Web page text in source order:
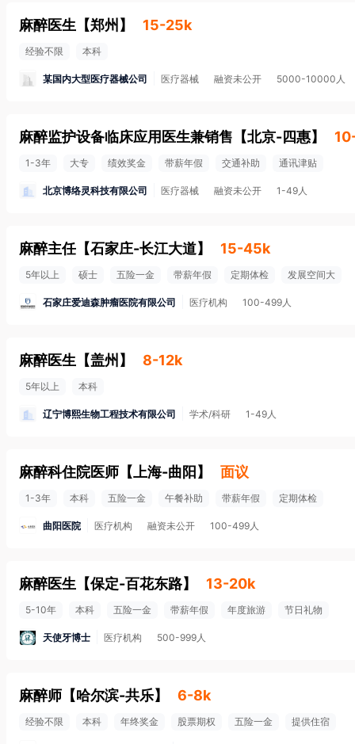
麻醉医生 【郑州 】 15-25k
经验不限 本科
某国内大型医疗器械公司 医疗器械 融资未公开 5000-10000人
麻醉监护设备临床应用医生兼销售 【北京-四惠】
1-3年 大专 绩效奖金 带薪年假 交通补助 通讯津贴
北京博络灵科技有限公司 医疗器械 融资未公开 1-49人
麻醉主任 【石家庄-长江大道】 15-45k
5年以上 硕士 五险一金 带薪年假 定期体检 发展空间大
石家庄爱迪森肿瘤医院有限公司 医疗机构 100-499人
麻醉医生 【盖州 】 8-12k
5年以上 本科
辽宁博熙生物工程技术有限公司 学术/科研 1-49人
麻醉科住院医师 【 上海-曲阳 】 面议
1-3年 本科 五险一金 午餐补助 带薪年假 定期体检
曲阳医院 医疗机构 融资未公开 100-499人
麻醉医生 【保定-百花东路】 13-20k
5-10年 本科 五险一金 带薪年假 年度旅游 节日礼物
天使牙博士 医疗机构 500-999人
麻醉师 【哈尔滨-共乐】 6-8k
经验不限 本科 年终奖金 股票期权 五险一金 提供住宿